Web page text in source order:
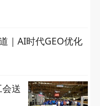
｜AI时代GEO优化
送